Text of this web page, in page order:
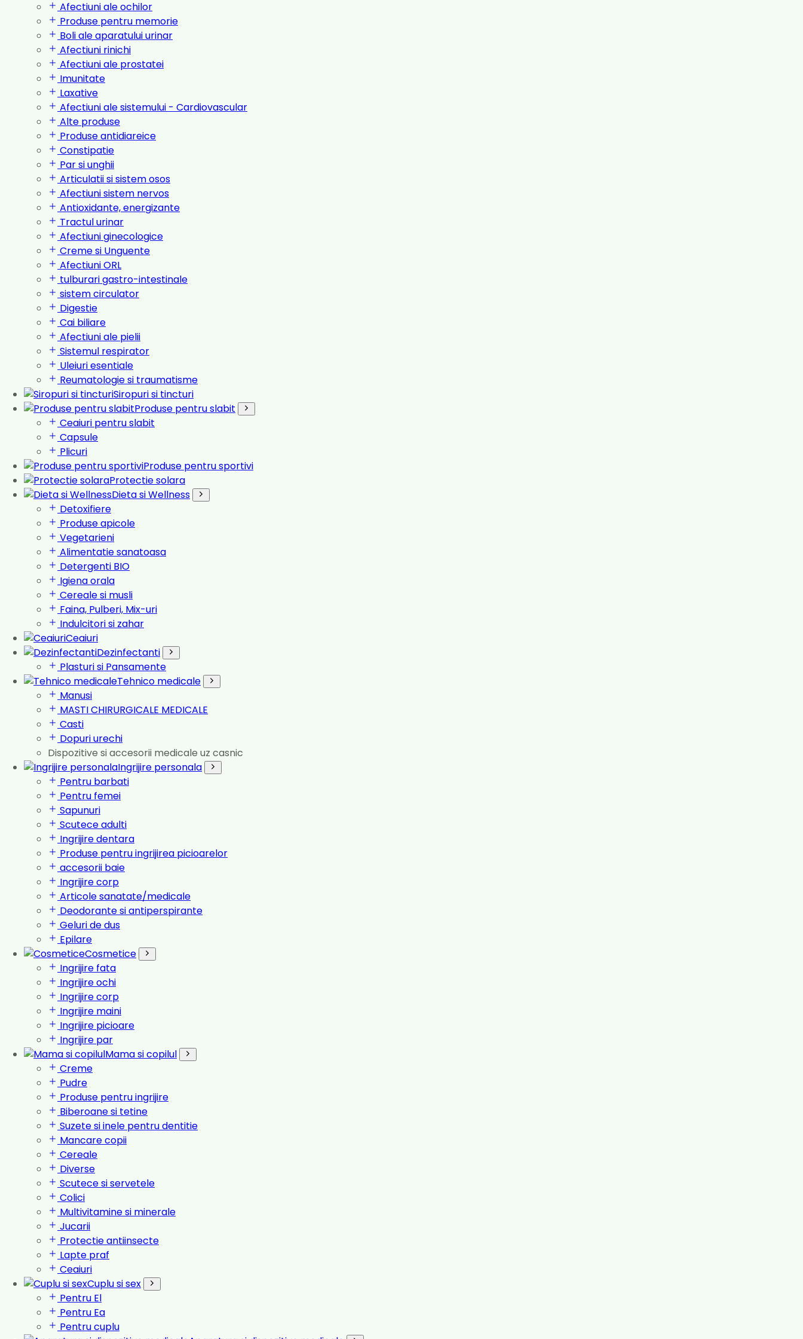
Afectiuni ale ochilor
Produse pentru memorie
Boli ale aparatului urinar
Afectiuni rinichi
Afectiuni ale prostatei
Imunitate
Laxative
Afectiuni ale sistemului - Cardiovascular
Alte produse
Produse antidiareice
Constipatie
Par si unghii
Articulatii si sistem osos
Afectiuni sistem nervos
Antioxidante, energizante
Tractul urinar
Afectiuni ginecologice
Creme si Unguente
Afectiuni ORL
tulburari gastro-intestinale
sistem circulator
Digestie
Cai biliare
Afectiuni ale pielii
Sistemul respirator
Uleiuri esentiale
Reumatologie si traumatisme
Siropuri si tincturi
Produse pentru slabit
Ceaiuri pentru slabit
Capsule
Plicuri
Produse pentru sportivi
Protectie solara
Dieta si Wellness
Detoxifiere
Produse apicole
Vegetarieni
Alimentatie sanatoasa
Detergenti BIO
Igiena orala
Cereale si musli
Faina, Pulberi, Mix-uri
Indulcitori si zahar
Ceaiuri
Dezinfectanti
Plasturi si Pansamente
Tehnico medicale
Manusi
MASTI CHIRURGICALE MEDICALE
Casti
Dopuri urechi
Dispozitive si accesorii medicale uz casnic
Ingrijire personala
Pentru barbati
Pentru femei
Sapunuri
Scutece adulti
Ingrijire dentara
Produse pentru ingrijirea picioarelor
accesorii baie
Ingrijire corp
Articole sanatate/medicale
Deodorante si antiperspirante
Geluri de dus
Epilare
Cosmetice
Ingrijire fata
Ingrijire ochi
Ingrijire corp
Ingrijire maini
Ingrijire picioare
Ingrijire par
Mama si copilul
Creme
Pudre
Produse pentru ingrijire
Biberoane si tetine
Suzete si inele pentru dentitie
Mancare copii
Cereale
Diverse
Scutece si servetele
Colici
Multivitamine si minerale
Jucarii
Protectie antiinsecte
Lapte praf
Ceaiuri
Cuplu si sex
Pentru El
Pentru Ea
Pentru cuplu